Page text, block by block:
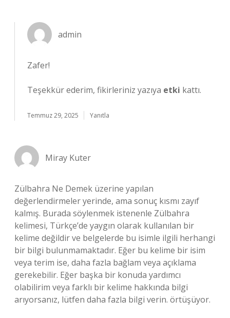
admin
Zafer!
Teşekkür ederim, fikirleriniz yazıya etki kattı.
Temmuz 29, 2025 Yanıtla
Miray Kuter
Zülbahra Ne Demek üzerine yapılan
değerlendirmeler yerinde, ama sonuç kısmı zayıf
kalmış. Burada söylenmek istenenle Zülbahra
kelimesi, Türkçe’de yaygın olarak kullanılan bir
kelime değildir ve belgelerde bu isimle ilgili herhangi
bir bilgi bulunmamaktadır. Eğer bu kelime bir isim
veya terim ise, daha fazla bağlam veya açıklama
gerekebilir. Eğer başka bir konuda yardımcı
olabilirim veya farklı bir kelime hakkında bilgi
arıyorsanız, lütfen daha fazla bilgi verin. örtüşüyor.